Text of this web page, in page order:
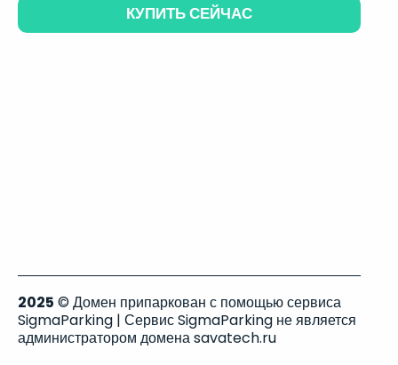
КУПИТЬ СЕЙЧАС
2025 © Домен припаркован с помощью сервиса
SigmaParking | Сервис SigmaParking не является
администратором домена savatech.ru